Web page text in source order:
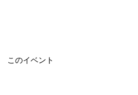
このイベント